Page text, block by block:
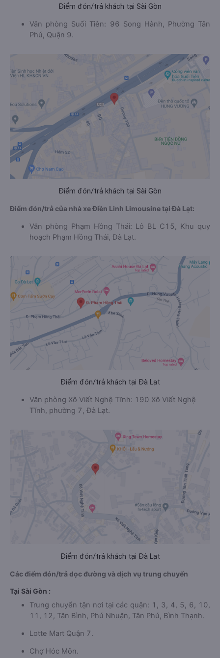
Điểm đón/trả khách tại Sài Gòn
Văn phòng Suối Tiên: 96 Song Hành, Phường Tân
Phú, Quận 9.
Điểm đón/trả khách tại Sài Gòn
Điểm đón/trả của nhà xe Điền Linh Limousine tại Đà Lạt:
Văn phòng Phạm Hồng Thái: Lô BL C15, Khu quy
hoạch Phạm Hồng Thái, Đà Lạt.
Điểm đón/trả khách tại Đà Lạt
Văn phòng Xô Viết Nghệ Tĩnh: 190 Xô Viết Nghệ
Tĩnh, phường 7, Đà Lạt.
Điểm đón/trả khách tại Đà Lạt
Các điểm đón/trả dọc đường và dịch vụ trung chuyển
Tại Sài Gòn :
Trung chuyển tận nơi tại các quận: 1, 3, 4, 5, 6, 10,
11, 12, Tân Bình, Phú Nhuận, Tân Phú, Bình Thạnh.
Lotte Mart Quận 7.
Chợ Hóc Môn.